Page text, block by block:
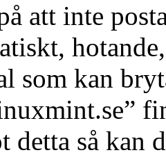
att inte
som kan
detta så kan